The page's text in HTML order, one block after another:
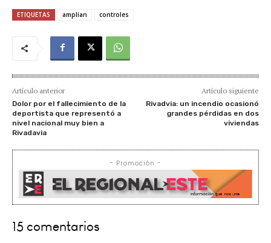
ETIQUETAS amplían controles
Artículo anterior
Dolor por el fallecimiento de la
deportista que representó a
nivel nacional muy bien a
Rivadavia
Artículo siguiente
Rivadvia: un incendio ocasionó
grandes pérdidas en dos
viviendas
- Promoción -
15 comentarios